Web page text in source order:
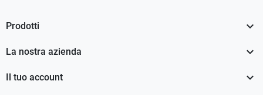
Prodotti 
La nostra azienda 
Il tuo account 